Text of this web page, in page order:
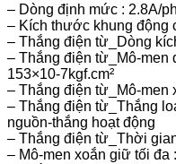
– Dòng định mức : 2.8A/
– Kích thước khung động
– Thắng điện từ_Dòng
– Thắng điện từ_Mô-men
153×10-7kgf.cm²
– Thắng điện từ_Mô-men
– Thắng điện từ_Thắng
nguồn-thắng hoạt động
– Thắng điện từ_Thời
– Mô-men xoắn giữ tối đa